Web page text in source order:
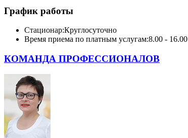
График работы
Стационар:Круглосуточно
Время приема по платным услугам:8.00 - 16.00
КОМАНДА ПРОФЕССИОНАЛОВ